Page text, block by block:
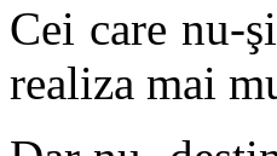
Cei care nu-
realiza mai